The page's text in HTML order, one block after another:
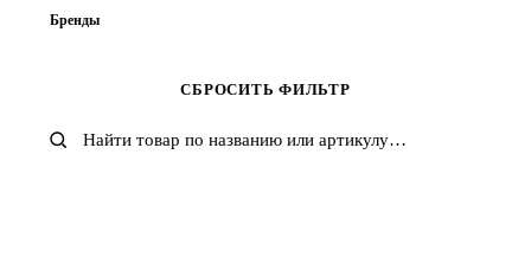
Бренды
Converse Diadora Dickies
Herschel
СБРОСИТЬ ФИЛЬТР